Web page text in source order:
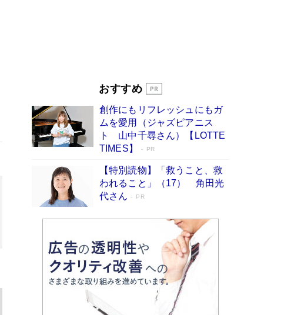
占 上半期1位にも選出［新書ベストセラー］
Book Bang
おすすめ
創作にもリフレッシュにもガ
ムを愛用（ジャズピアニス
ト 山中千尋さん）【LOTTE
TIMES】
PR
【特別読物】「救うこと、救
われること」（17） 角田光
代さん
PR